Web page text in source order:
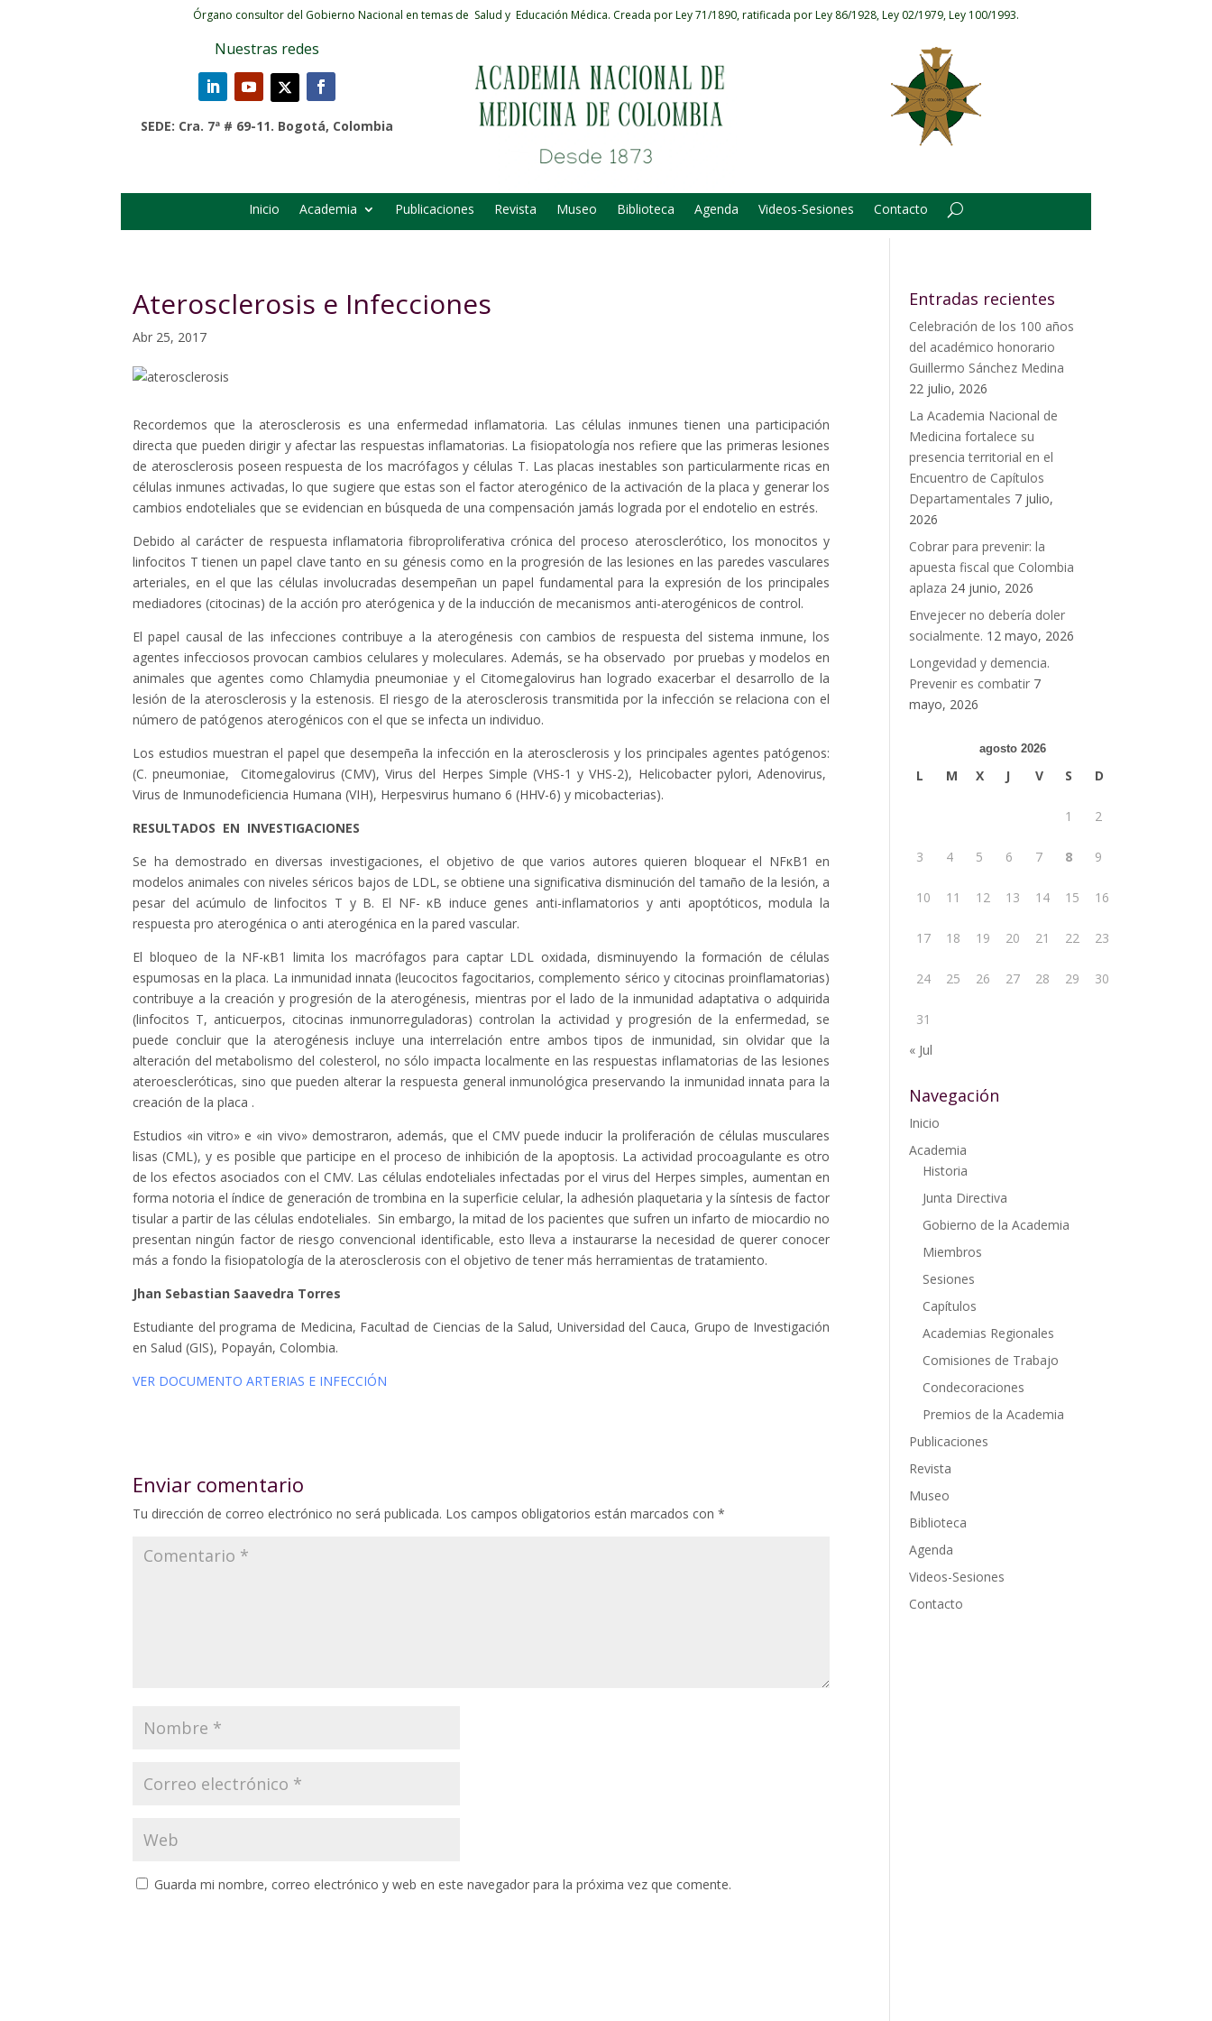
Órgano consultor del Gobierno Nacional en temas de Salud y Educación Médica. Creada por Ley 71/1890, ratificada por Ley 86/1928, Ley 02/1979, Ley 100/1993.
Nuestras redes
SEDE: Cra. 7ª # 69-11. Bogotá, Colombia
Inicio Academia Publicaciones Revista Museo Biblioteca Agenda Videos-Sesiones Contacto
Aterosclerosis e Infecciones
Abr 25, 2017
Recordemos que la aterosclerosis es una enfermedad inflamatoria. Las células inmunes tienen una participación
directa que pueden dirigir y afectar las respuestas inflamatorias. La fisiopatología nos refiere que las primeras lesiones
de aterosclerosis poseen respuesta de los macrófagos y células T. Las placas inestables son particularmente ricas en
células inmunes activadas, lo que sugiere que estas son el factor aterogénico de la activación de la placa y generar los
cambios endoteliales que se evidencian en búsqueda de una compensación jamás lograda por el endotelio en estrés.
Debido al carácter de respuesta inflamatoria fibroproliferativa crónica del proceso aterosclerótico, los monocitos y
linfocitos T tienen un papel clave tanto en su génesis como en la progresión de las lesiones en las paredes vasculares
arteriales, en el que las células involucradas desempeñan un papel fundamental para la expresión de los principales
mediadores (citocinas) de la acción pro aterógenica y de la inducción de mecanismos anti-aterogénicos de control.
El papel causal de las infecciones contribuye a la aterogénesis con cambios de respuesta del sistema inmune, los
agentes infecciosos provocan cambios celulares y moleculares. Además, se ha observado por pruebas y modelos en
animales que agentes como Chlamydia pneumoniae y el Citomegalovirus han logrado exacerbar el desarrollo de la
lesión de la aterosclerosis y la estenosis. El riesgo de la aterosclerosis transmitida por la infección se relaciona con el
número de patógenos aterogénicos con el que se infecta un individuo.
Los estudios muestran el papel que desempeña la infección en la aterosclerosis y los principales agentes patógenos:
(C. pneumoniae, Citomegalovirus (CMV), Virus del Herpes Simple (VHS-1 y VHS-2), Helicobacter pylori, Adenovirus,
Virus de Inmunodeficiencia Humana (VIH), Herpesvirus humano 6 (HHV-6) y micobacterias).
RESULTADOS EN INVESTIGACIONES
Se ha demostrado en diversas investigaciones, el objetivo de que varios autores quieren bloquear el NFκB1 en
modelos animales con niveles séricos bajos de LDL, se obtiene una significativa disminución del tamaño de la lesión, a
pesar del acúmulo de linfocitos T y B. El NF- κB induce genes anti-inflamatorios y anti apoptóticos, modula la
respuesta pro aterogénica o anti aterogénica en la pared vascular.
El bloqueo de la NF-κB1 limita los macrófagos para captar LDL oxidada, disminuyendo la formación de células
espumosas en la placa. La inmunidad innata (leucocitos fagocitarios, complemento sérico y citocinas proinflamatorias)
contribuye a la creación y progresión de la aterogénesis, mientras por el lado de la inmunidad adaptativa o adquirida
(linfocitos T, anticuerpos, citocinas inmunorreguladoras) controlan la actividad y progresión de la enfermedad, se
puede concluir que la aterogénesis incluye una interrelación entre ambos tipos de inmunidad, sin olvidar que la
alteración del metabolismo del colesterol, no sólo impacta localmente en las respuestas inflamatorias de las lesiones
ateroescleróticas, sino que pueden alterar la respuesta general inmunológica preservando la inmunidad innata para la
creación de la placa .
Estudios «in vitro» e «in vivo» demostraron, además, que el CMV puede inducir la proliferación de células musculares
lisas (CML), y es posible que participe en el proceso de inhibición de la apoptosis. La actividad procoagulante es otro
de los efectos asociados con el CMV. Las células endoteliales infectadas por el virus del Herpes simples, aumentan en
forma notoria el índice de generación de trombina en la superficie celular, la adhesión plaquetaria y la síntesis de factor
tisular a partir de las células endoteliales. Sin embargo, la mitad de los pacientes que sufren un infarto de miocardio no
presentan ningún factor de riesgo convencional identificable, esto lleva a instaurarse la necesidad de querer conocer
más a fondo la fisiopatología de la aterosclerosis con el objetivo de tener más herramientas de tratamiento.
Jhan Sebastian Saavedra Torres
Estudiante del programa de Medicina, Facultad de Ciencias de la Salud, Universidad del Cauca, Grupo de Investigación
en Salud (GIS), Popayán, Colombia.
VER DOCUMENTO ARTERIAS E INFECCIÓN
Enviar comentario
Tu dirección de correo electrónico no será publicada. Los campos obligatorios están marcados con *
Guarda mi nombre, correo electrónico y web en este navegador para la próxima vez que comente.
Entradas recientes
Celebración de los 100 años
del académico honorario
Guillermo Sánchez Medina
22 julio, 2026
La Academia Nacional de
Medicina fortalece su
presencia territorial en el
Encuentro de Capítulos
Departamentales 7 julio,
2026
Cobrar para prevenir: la
apuesta fiscal que Colombia
aplaza 24 junio, 2026
Envejecer no debería doler
socialmente. 12 mayo, 2026
Longevidad y demencia.
Prevenir es combatir 7
mayo, 2026
agosto 2026
L M X J V S D
1 2
3 4 5 6 7 8 9
10 11 12 13 14 15 16
17 18 19 20 21 22 23
24 25 26 27 28 29 30
31
« Jul
Navegación
Inicio
Academia
Historia
Junta Directiva
Gobierno de la Academia
Miembros
Sesiones
Capítulos
Academias Regionales
Comisiones de Trabajo
Condecoraciones
Premios de la Academia
Publicaciones
Revista
Museo
Biblioteca
Agenda
Videos-Sesiones
Contacto